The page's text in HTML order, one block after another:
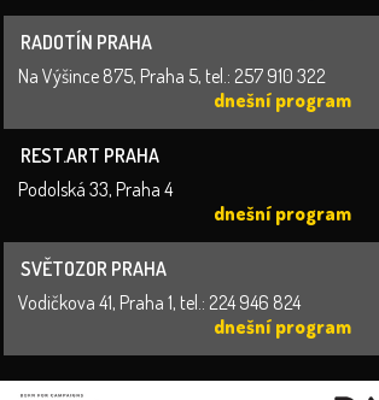
RADOTÍN PRAHA
Na Výšince 875, Praha 5, tel.: 257 910 322
dnešní program
REST.ART PRAHA
Podolská 33, Praha 4
dnešní program
SVĚTOZOR PRAHA
Vodičkova 41, Praha 1, tel.: 224 946 824
dnešní program